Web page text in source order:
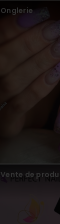
Ils m
of the
Onglerie
Vente de